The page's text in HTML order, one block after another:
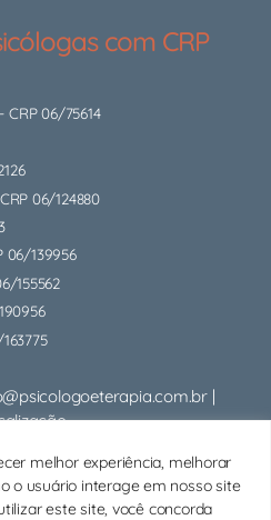
melhor experiência, melhorar
o usuário interage em nosso site
este site, você concorda
com CRP
CRP 06/75614
06/124880
06/139956
155562
|
Alcides Ricardini Neves, 12 - Cjto
- São Paulo/SP |Google Maps
psicoterapia por videochamada